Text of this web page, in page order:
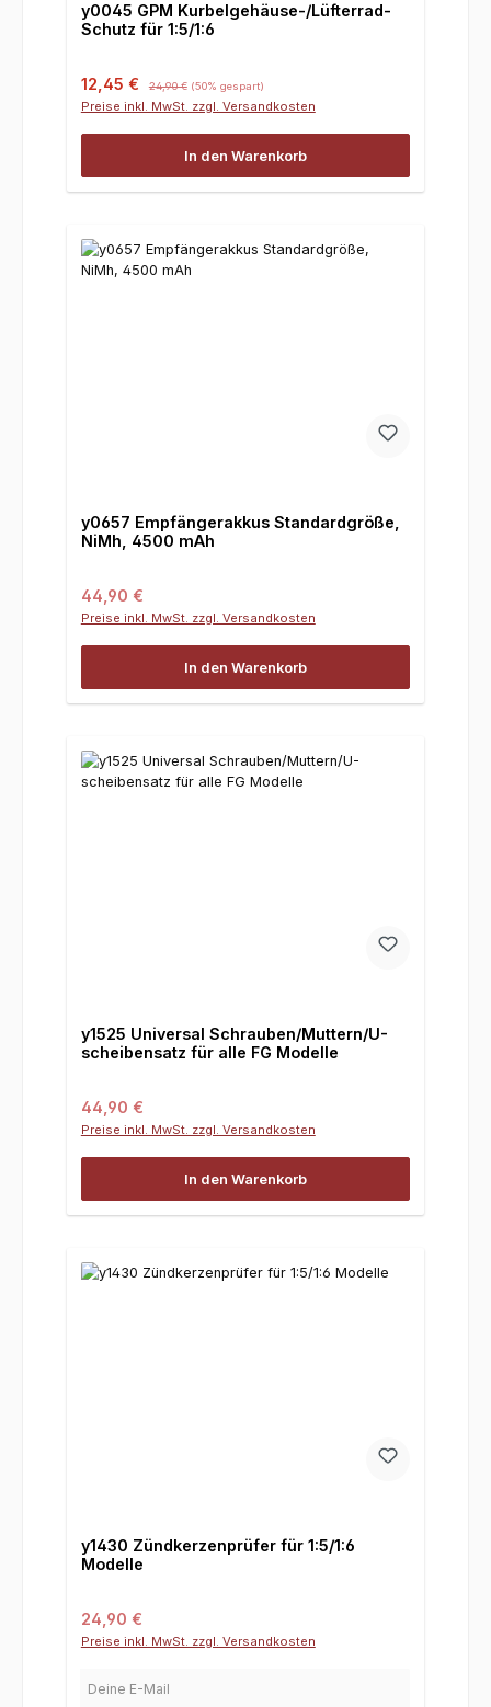
y0045 GPM Kurbelgehäuse-/Lüfterrad-
Schutz für 1:5/1:6
Verkaufspreis:
12,45 € Regulärer Preis:
24,90 € (50% gespart)
Preise inkl. MwSt. zzgl. Versandkosten
In den Warenkorb
y0657 Empfängerakkus Standardgröße,
NiMh, 4500 mAh
Regulärer Preis:
44,90 €
Preise inkl. MwSt. zzgl. Versandkosten
In den Warenkorb
y1525 Universal Schrauben/Muttern/U-
scheibensatz für alle FG Modelle
Regulärer Preis:
44,90 €
Preise inkl. MwSt. zzgl. Versandkosten
In den Warenkorb
y1430 Zündkerzenprüfer für 1:5/1:6
Modelle
Regulärer Preis:
24,90 €
Preise inkl. MwSt. zzgl. Versandkosten